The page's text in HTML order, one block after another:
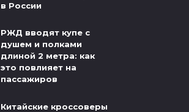
в России
РЖД вводят купе с
душем и полками
длиной 2 метра: как
это повлияет на
пассажиров
Китайские кроссоверы